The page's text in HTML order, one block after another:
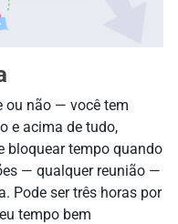
ou não — você tem
e acima de tudo,
bloquear tempo quando
— qualquer reunião —
Pode ser três horas por
tempo bem